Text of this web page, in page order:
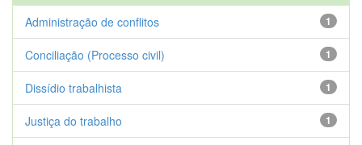
1
Administração de conflitos
1
Conciliação (Processo civil)
1
Dissídio trabalhista
1
Justiça do trabalho